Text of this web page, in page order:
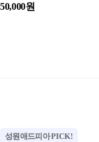
50,000원
성원애드피아PICK!